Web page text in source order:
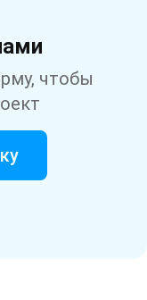
чтобы